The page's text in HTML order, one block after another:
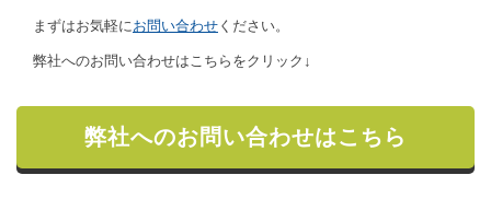
まずはお気軽に お問い合わせ ください。
弊社へのお問い合わせはこちらをクリック↓
弊社へのお問い合わせはこちら